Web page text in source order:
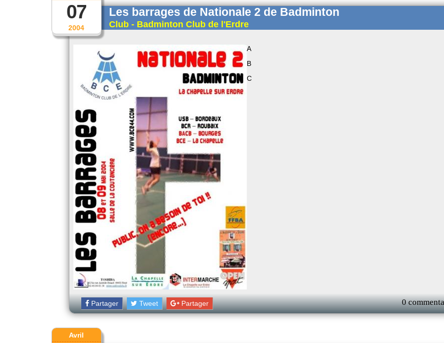
2004
07 Les barrages de Nationale 2 de Badminton
Club - Badminton Club de l'Erdre
A
B
C
Partager Tweet Partager 0
Avril